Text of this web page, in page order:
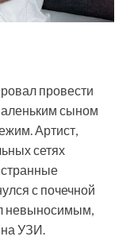
провести
сыном
Артист,
сетях
странные
с почечной
невыносимым,
УЗИ.